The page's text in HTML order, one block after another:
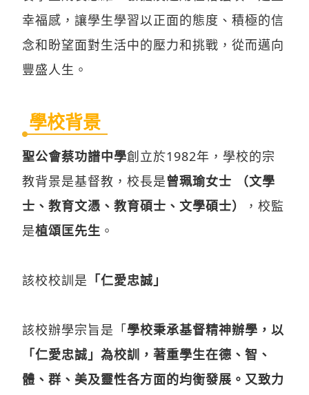
念和盼望面對生活中的壓力和挑戰，從而邁向
豐盛人生。
聖公會蔡功譜中學
教背景是基督教，校長是曾珮瑜女士 （文學
士、教育文憑、教育碩士、文學碩士），校監
是 植頌匡先生 。
「仁愛忠誠」為校訓，著重學生在德、智、
體、群、美及靈性各方面的均衡發展。又致力
培育學生成為有自學精神、文化修養及良好品